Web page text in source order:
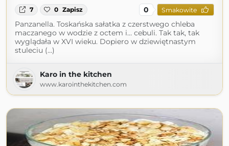
7 0 Zapisz 0 Smakowite
Panzanella. Toskańska sałatka z czerstwego chleba
maczanego w wodzie z octem i… cebuli. Tak tak, tak
wyglądała w XVI wieku. Dopiero w dziewiętnastym
stuleciu (...)
Karo in the kitchen
www.karointhekitchen.com